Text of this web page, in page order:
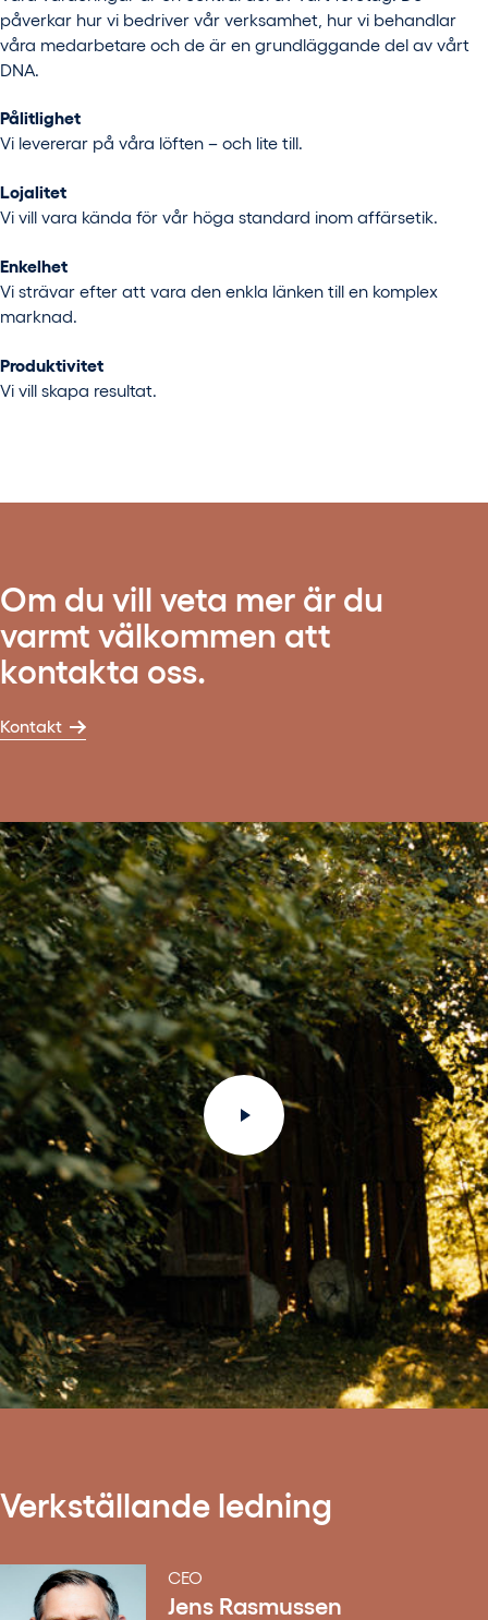
påverkar hur vi bedriver vår verksamhet, hur vi behandlar
våra medarbetare och de är en grundläggande del av vårt
DNA.
Pålitlighet
Vi levererar på våra löften – och lite till.
Lojalitet
Vi vill vara kända för vår höga standard inom affärsetik.
Enkelhet
Vi strävar efter att vara den enkla länken till en komplex
marknad.
Produktivitet
Vi vill skapa resultat.
Om du vill veta mer är du
varmt välkommen att
kontakta oss.
Kontakt
Verkställande ledning
CEO
Jens Rasmussen